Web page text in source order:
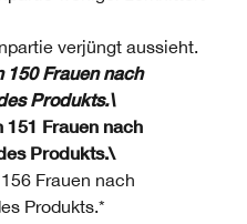
verjüngt aussieht.
150 Frauen nach
Produkts.\
Frauen nach
Produkts.\
Frauen nach
Produkts.*